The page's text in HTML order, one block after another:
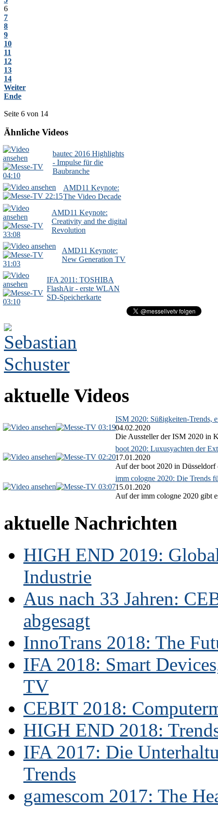
6
7
8
9
10
11
12
13
14
Weiter
Ende
Seite 6 von 14
Ähnliche Videos
04:10
bautec 2016 Highlights
- Impulse für die
Baubranche
22:15
AMD11 Keynote:
The Video Decade
33:08
AMD11 Keynote:
Creativity and the digital
Revolution
31:03
AMD11 Keynote:
New Generation TV
03:10
IFA 2011: TOSHIBA
FlashAir - erste WLAN
SD-Speicherkarte
aktuelle Videos
03:19
ISM 2020: Süßigkeiten-Trends,
04.02.2020
Die Aussteller der ISM 2020 in
02:20
boot 2020: Luxusyachten der
17.01.2020
Auf der boot 2020 in Düsseldorf
03:07
imm cologne 2020: Die Trends
15.01.2020
Auf der imm cologne 2020 gibt
aktuelle Nachrichten
HIGH END 2019:
Industrie
Aus nach 33 Jahren:
abgesagt
InnoTrans 2018: The
IFA 2018: Smart
TV
CEBIT 2018:
HIGH END 2018:
IFA 2017: Die
Trends
gamescom 2017: The